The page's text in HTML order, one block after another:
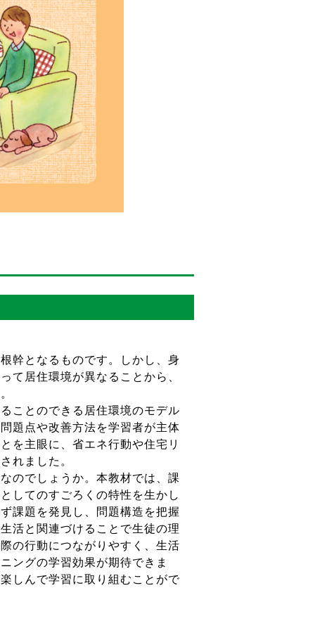
幹となるものです。しかし、身
て居住環境が異なることから、
ことのできる居住環境のモデル
題点や改善方法を学習者が主体
を主眼に、省エネ行動や住宅リ
れました。
のでしょうか。本教材では、課
してのすごろくの特性を生かし
課題を発見し、問題構造を把握
活と関連づけることで生徒の理
の行動につながりやすく、生活
ングの学習効果が期待できま
しんで学習に取り組むことがで